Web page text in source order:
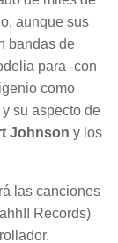
aunque sus
bandas de
para -con
como
su aspecto de
Johnson y los
las canciones
Records)